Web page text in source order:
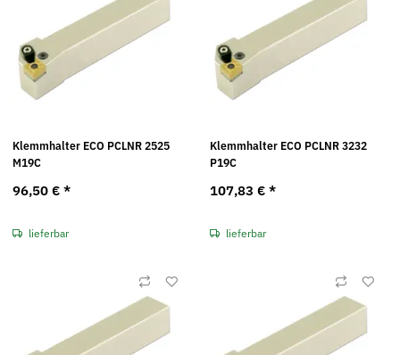
Klemmhalter ECO PCLNR 2525
M19C
96,50 € *
lieferbar
Klemmhalter ECO PCLNR 3232
P19C
107,83 € *
lieferbar